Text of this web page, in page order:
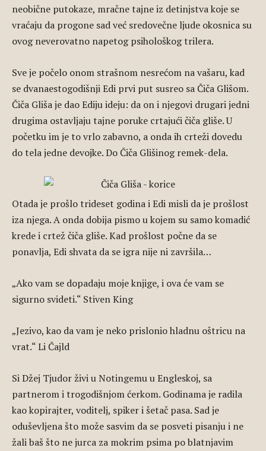
neobične putokaze, mračne tajne iz detinjstva koje se
vraćaju da progone sad već sredovečne ljude okosnica su
ovog neverovatno napetog psihološkog trilera.
Sve je počelo onom strašnom nesrećom na vašaru, kad
se dvanaestogodišnji Edi prvi put susreo sa Čiča Glišom.
Čiča Gliša je dao Ediju ideju: da on i njegovi drugari jedni
drugima ostavljaju tajne poruke crtajući čiča gliše. U
početku im je to vrlo zabavno, a onda ih crteži dovedu
do tela jedne devojke. Do Čiča Glišinog remek-dela.
Otada je prošlo trideset godina i Edi misli da je prošlost
iza njega. A onda dobija pismo u kojem su samo komadić
krede i crtež čiča gliše. Kad prošlost počne da se
ponavlja, Edi shvata da se igra nije ni završila…
„Ako vam se dopadaju moje knjige, i ova će vam se
sigurno svideti.“ Stiven King
„Jezivo, kao da vam je neko prislonio hladnu oštricu na
vrat.“ Li Čajld
Si Džej Tjudor živi u Notingemu u Engleskoj, sa
partnerom i trogodišnjom ćerkom. Godinama je radila
kao kopirajter, voditelj, spiker i šetač pasa. Sad je
oduševljena što može sasvim da se posveti pisanju i ne
žali baš što ne jurca za mokrim psima po blatnjavim